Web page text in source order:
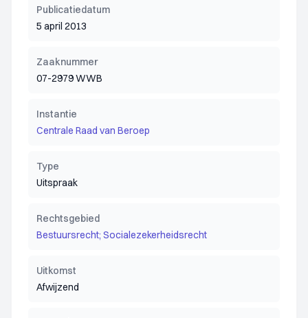
Publicatiedatum
5 april 2013
Zaaknummer
07-2979 WWB
Instantie
Centrale Raad van Beroep
Type
Uitspraak
Rechtsgebied
Bestuursrecht; Socialezekerheidsrecht
Uitkomst
Afwijzend